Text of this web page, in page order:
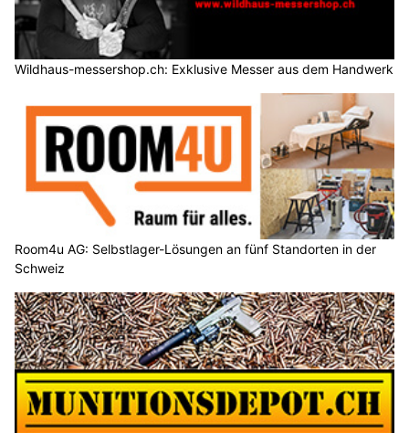
Wildhaus-messershop.ch: Exklusive Messer aus dem Handwerk
Room4u AG: Selbstlager-Lösungen an fünf Standorten in der
Schweiz